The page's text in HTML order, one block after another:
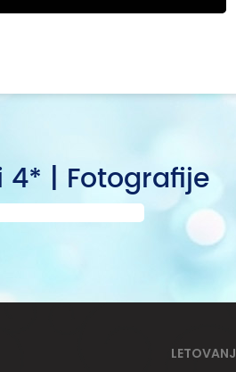
4* | Fotografije